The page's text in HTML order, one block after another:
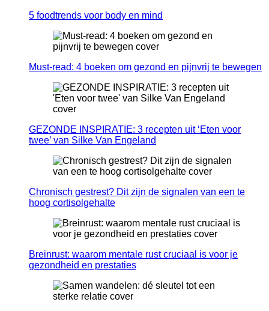
5 foodtrends voor body en mind
Must-read: 4 boeken om gezond en pijnvrij te bewegen
GEZONDE INSPIRATIE: 3 recepten uit ‘Eten voor
twee’ van Silke Van Engeland
Chronisch gestrest? Dit zijn de signalen van een te
hoog cortisolgehalte
Breinrust: waarom mentale rust cruciaal is voor je
gezondheid en prestaties